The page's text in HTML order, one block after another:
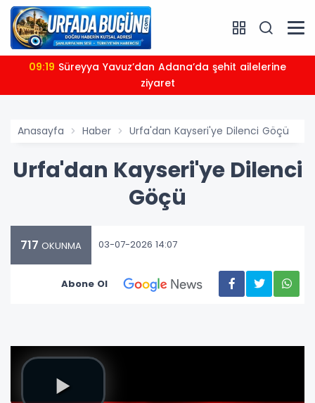
09:19
ziyaret
Anasayfa Haber Urfa'dan Kayseri'ye Dilenci Göçü
Urfa'dan Kayseri'ye Dilenci
Göçü
717 OKUNMA 03-07-2026 14:07
Abone Ol